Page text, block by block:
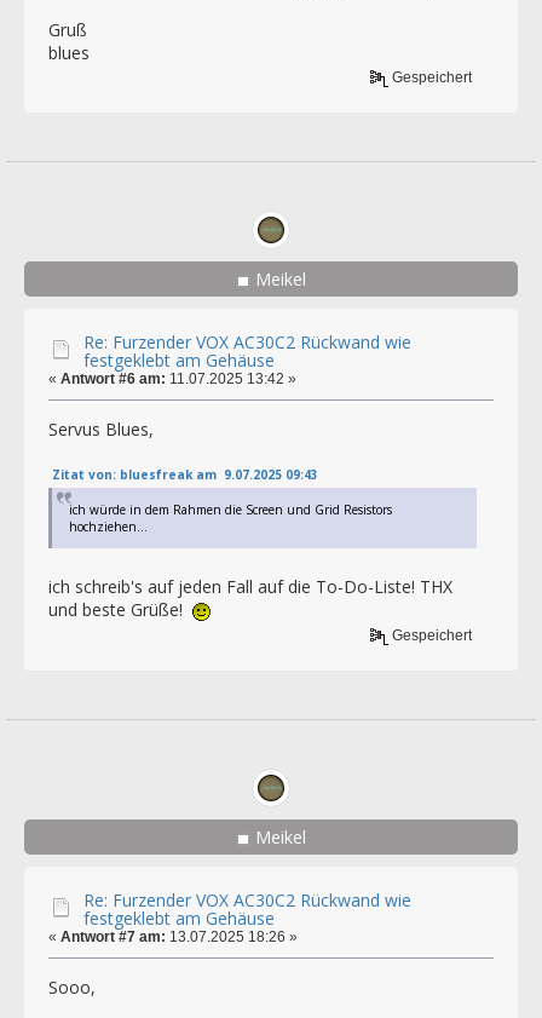
Gruß
blues
Gespeichert
Meikel
Re: Furzender VOX AC30C2 Rückwand wie
festgeklebt am Gehäuse
« Antwort #6 am: 11.07.2025 13:42 »
Servus Blues,
Zitat von: bluesfreak am 9.07.2025 09:43
ich würde in dem Rahmen die Screen und Grid Resistors
hochziehen...
ich schreib's auf jeden Fall auf die To-Do-Liste! THX
und beste Grüße!
Gespeichert
Meikel
Re: Furzender VOX AC30C2 Rückwand wie
festgeklebt am Gehäuse
« Antwort #7 am: 13.07.2025 18:26 »
Sooo,